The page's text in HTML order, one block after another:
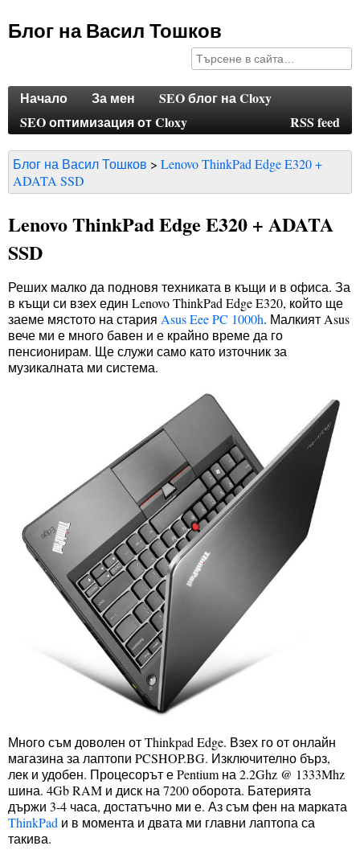
Блог на Васил Тошков
Начало За мен
SEO блог на Cloxy
SEO оптимизация от Cloxy
RSS feed
Блог на Васил Тошков
Lenovo ThinkPad Edge E320 +
ADATA SSD
Lenovo ThinkPad Edge E320 + ADATA
SSD
Реших малко да подновя техниката в къщи и в офиса. За
в къщи си взех един Lenovo ThinkPad Edge E320, който ще
заеме мястото на стария Asus Eee PC 1000h. Малкият Asus
вече ми е много бавен и е крайно време да го
пенсионирам. Ще служи само като източник за
музикалната ми система.
Много съм доволен от Thinkpad Edge. Взех го от онлайн
магазина за лаптопи PCSHOP.BG. Изключително бърз,
лек и удобен. Процесорът е Pentium на 2.2Ghz @ 1333Mhz
шина. 4Gb RAM и диск на 7200 оборота. Батерията
държи 3-4 часа, достатъчно ми е. Аз съм фен на марката
ThinkPad и в момента и двата ми главни лаптопа са
такива.